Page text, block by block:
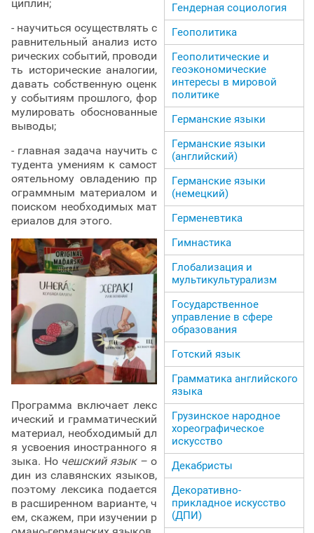
циплин;
- научиться осуществлять с
равнительный анализ исто
рических событий, проводи
ть исторические аналогии,
давать собственную оценк
у событиям прошлого, фор
мулировать обоснованные
выводы;
- главная задача научить с
тудента умениям к самост
оятельному овладению пр
ограммным материалом и
поиском необходимых мат
ериалов для этого.
Программа включает лекс
ический и грамматический
материал, необходимый дл
я усвоения иностранного я
зыка. Но чешский язык – о
дин из славянских языков,
поэтому лексика подается
в расширенном варианте, ч
ем, скажем, при изучении р
Гендерная социология
Геополитика
Геополитические и
геоэкономические
интересы в мировой
политике
Германские языки
Германские языки
(английский)
Германские языки
(немецкий)
Герменевтика
Гимнастика
Глобализация и
мультикультурализм
Государственное
управление в сфере
образования
Готский язык
Грамматика английского
языка
Грузинское народное
хореографическое
искусство
Декабристы
Декоративно-
прикладное искусство
(ДПИ)